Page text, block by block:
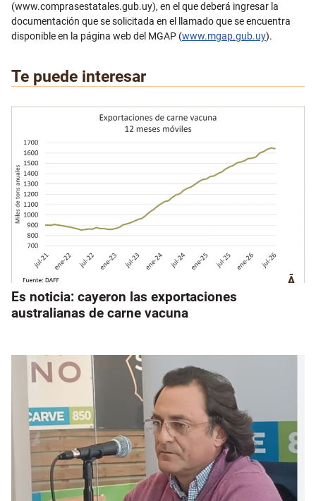
(www.comprasestatales.gub.uy), en el que deberá ingresar la
documentación que se solicitada en el llamado que se encuentra
disponible en la página web del MGAP (www.mgap.gub.uy).
Te puede interesar
Es noticia: cayeron las exportaciones
australianas de carne vacuna